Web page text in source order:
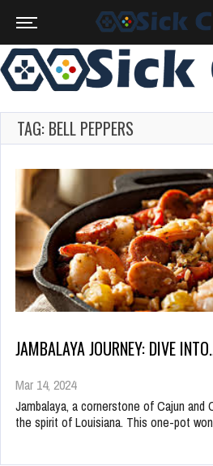
TAG: BELL PEPPERS
JAMBALAYA JOURNEY: DIVE
Mar 14, 2024
Jambalaya, a cornerstone of Cajun and
the spirit of Louisiana. This one-pot